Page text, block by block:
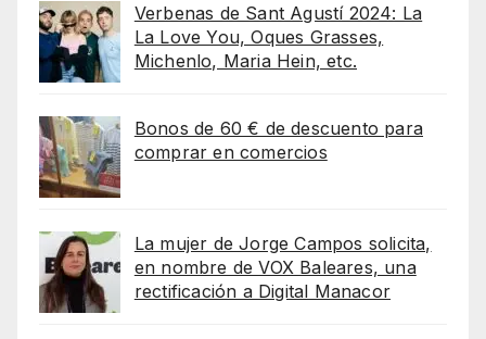
Verbenas de Sant Agustí 2024: La
La Love You, Oques Grasses,
Michenlo, Maria Hein, etc.
Bonos de 60 € de descuento para
comprar en comercios
La mujer de Jorge Campos solicita,
en nombre de VOX Baleares, una
rectificación a Digital Manacor